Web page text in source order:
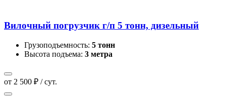
Вилочный погрузчик г/п 5 тонн, дизельный
Грузоподъемность: 5 тонн
Высота подъема: 3 метра
от 2 500 ₽ / сут.